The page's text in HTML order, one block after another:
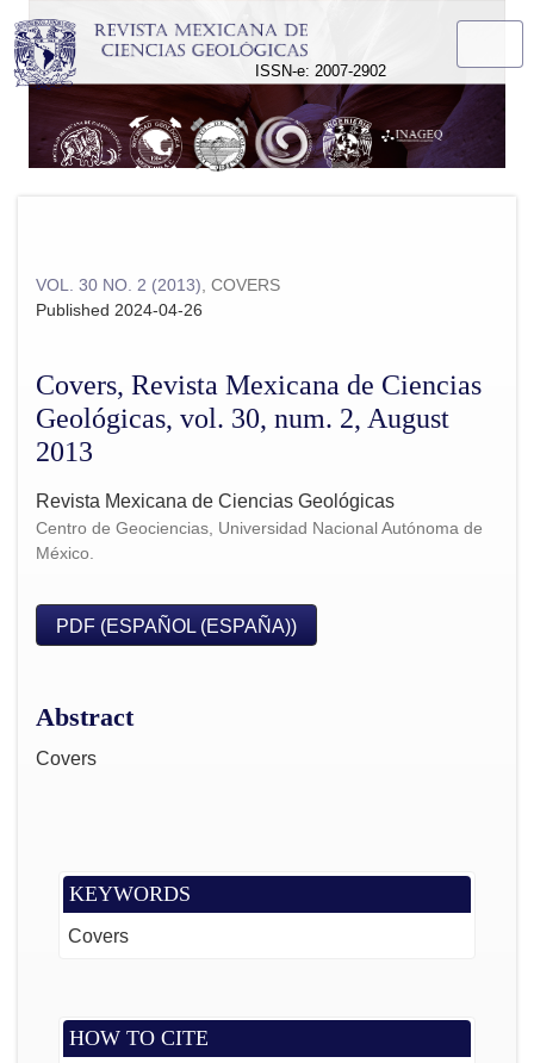
ISSN-e: 2007-2902
VOL. 30 NO. 2 (2013) COVERS
Covers, Revista Mexicana de Ciencias
Geológicas, vol. 30, num. 2, August
2013
Published 2024-04-26
Revista Mexicana de Ciencias Geológicas
Centro de Geociencias, Universidad Nacional Autónoma de
México.
PDF (ESPAÑOL (ESPAÑA))
KEYWORDS
Covers
HOW TO CITE
Abstract
Covers